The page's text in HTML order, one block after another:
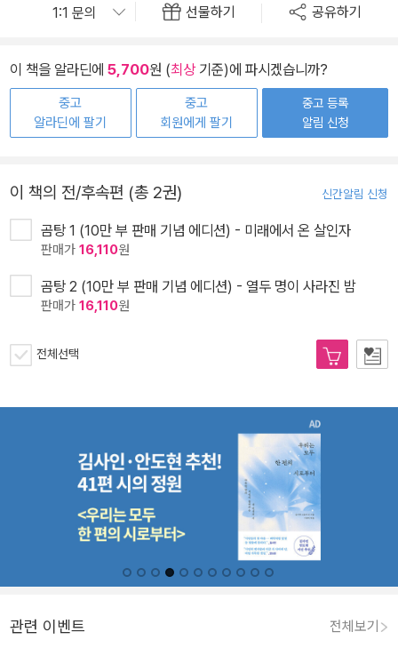
선물하기 공유하기
이 책을 알라딘에 5,700원 (최상기준)에 파시겠습니까?
중고
알라딘에 팔기
중고
회원에게 팔기
중고 등록
알림 신청
이 책의 전/후속편 (총 2권) 신간알림 신청
곰탕 1 (10만 부 판매 기념 에디션) - 미래에서 온 살인자
판매가 16,110원
곰탕 2 (10만 부 판매 기념 에디션) - 열두 명이 사라진 밤
판매가 16,110원
전체선택
관련 이벤트 전체보기